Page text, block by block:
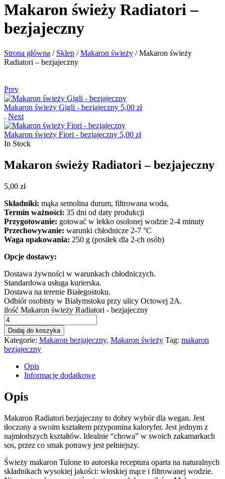
Makaron świeży Radiatori –
bezjajeczny
Strona główna / Sklep /Makaron świeży /Makaron świeży
Radiatori – bezjajeczny
Prev
Makaron świeży Gigli - bezjajeczny 5,00 zł
. Next
Makaron świeży Fiori - bezjajeczny 5,00 zł
In Stock
Makaron świeży Radiatori – bezjajeczny
5,00 zł
Składniki: mąka semolina durum, filtrowana woda,
Termin ważności: 35 dni od daty produkcji
Przygotowanie: gotować w lekko osolonej wodzie 2-4 minuty
Przechowywanie: warunki chłodnicze 2-7 °C
Waga opakowania: 250 g (posiłek dla 2-ch osób)
Opcje dostawy:
Dostawa żywności w warunkach chłodniczych.
Standardowa usługa kurierska.
Dostawa na terenie Białegostoku.
Odbiór osobisty w Białymstoku przy ulicy Octowej 2A.
ilość Makaron świeży Radiatori - bezjajeczny
Dodaj do koszyka
Kategorie: Makaron bezjajeczny, Makaron świeży Tag: makaron
bezjajeczny
Opis
Informacje dodatkowe
Opis
Makaron Radiatori bezjajeczny to dobry wybór dla wegan. Jest
tłoczony a swoim kształtem przypomina kaloryfer. Jest jednym z
najmłodszych kształtów. Idealnie “chowa” w swoich zakamarkach
sos, przez co smak potrawy jest pełniejszy.
Świeży makaron Tulone to autorska receptura oparta na naturalnych
składnikach wysokiej jakości: włoskiej mące i filtrowanej wodzie.